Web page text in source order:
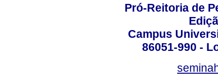
Pró-Reitoria de
Campus
86051-990 -